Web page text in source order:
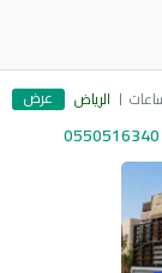
الرياض عرض